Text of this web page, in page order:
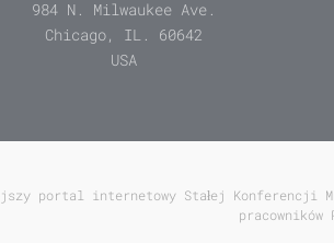
984 N. Milwaukee Ave.
Chicago, IL. 60642
USA
portal internetowy Stałej Konferencji